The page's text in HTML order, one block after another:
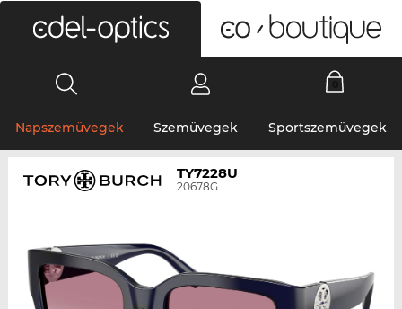
Napszemüvegek Szemüvegek Sportszemüvegek
TY7228U
20678G